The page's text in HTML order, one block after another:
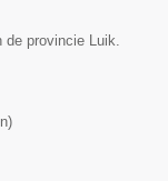
provincie Luik.
)